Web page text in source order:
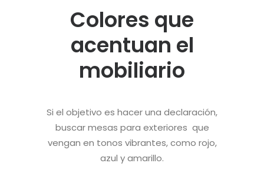
Colores que
acentuan el
mobiliario
Si el objetivo es hacer una declaración,
buscar mesas para exteriores que
vengan en tonos vibrantes, como rojo,
azul y amarillo.